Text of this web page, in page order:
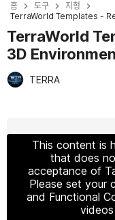
홈 도구
지형
TerraWorld Templates -
TerraWorld
3D
TERRA
This content is
that does
acceptance of
Please set your
and Functional